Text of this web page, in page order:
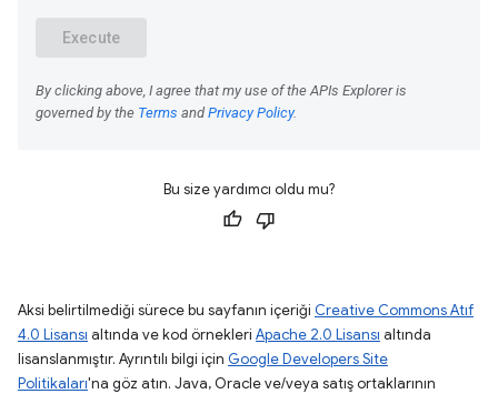
Bu size yardımcı oldu mu?
Aksi belirtilmediği sürece bu sayfanın içeriği Creative Commons Atıf
4.0 Lisansı altında ve kod örnekleri Apache 2.0 Lisansı altında
lisanslanmıştır. Ayrıntılı bilgi için Google Developers Site
Politikaları'na göz atın. Java, Oracle ve/veya satış ortaklarının